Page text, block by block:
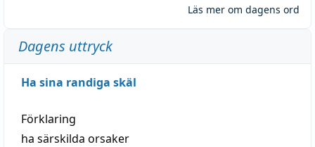
Läs mer om dagens ord
Dagens uttryck
Ha sina randiga skäl
Förklaring
ha särskilda orsaker